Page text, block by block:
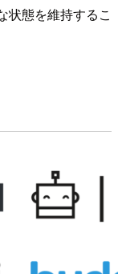
状態を維持するこ